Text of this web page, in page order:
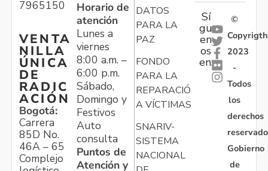
7965150
VENTA
NILLA
ÚNICA
DE
RADIC
ACIÓN
Bogotá:
Carrera
85D No.
46A – 65
Complejo
Horario de
atención
Lunes a
viernes
8:00 a.m. –
6:00 p.m.
Sábado,
Domingo y
Festivos
Auto
consulta
Puntos de
Atención y
DATOS
PARA LA
PAZ
FONDO
PARA LA
REPARACIÓN
A VÍCTIMAS
SNARIV-
SISTEMA
NACIONAL
Sí
gu
en
os
en:
©
Copyrigth
2023
-
Todos
los
derechos
Gobierno
de